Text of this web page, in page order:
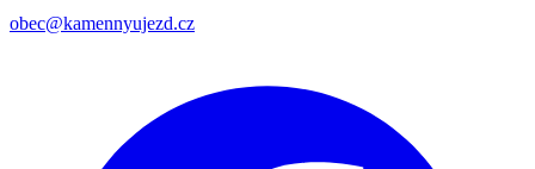
obec@kamennyujezd.cz